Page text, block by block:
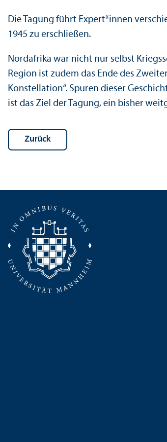
Die Tagung führt Expert*innen
1945 zu erschließen.
Nordafrika war nicht nur selbst
Region ist zudem das Ende des
Konstellation“. Spuren dieser
ist das Ziel der Tagung, ein bisher
Zurück